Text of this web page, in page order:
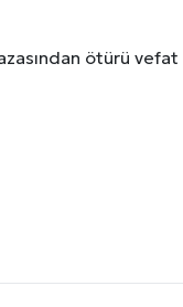
ötürü vefat